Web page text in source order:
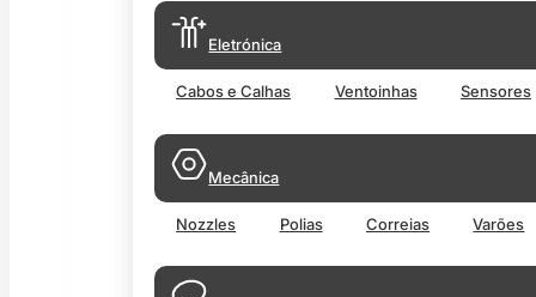
Eletrónica
Cabos e Calhas Ventoinhas Sensores
Mecânica
Nozzles Polias Correias Varões